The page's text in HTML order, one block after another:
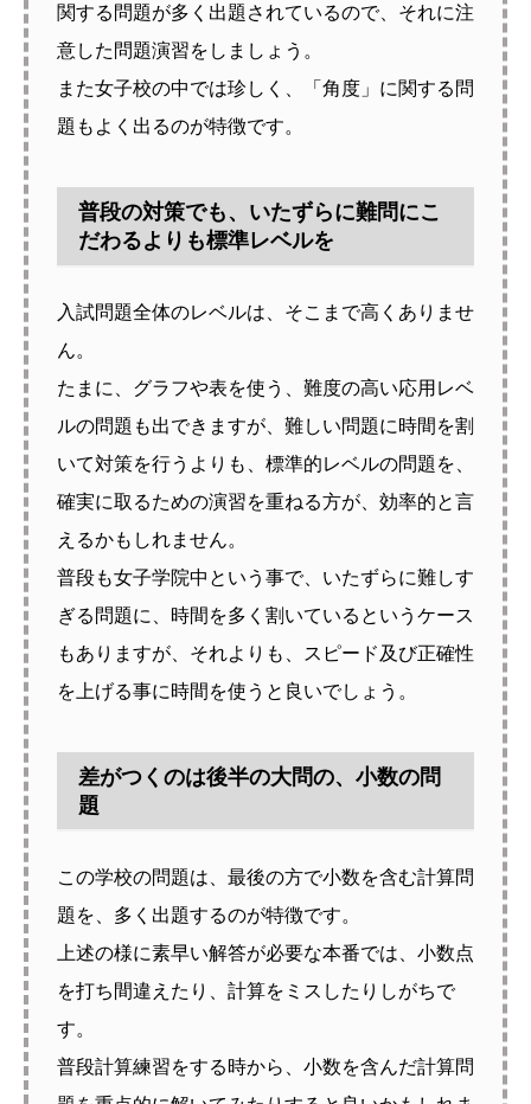
関する問題が多く出題されているので、それに注
意した問題演習をしましょう。
また女子校の中では珍しく、「角度」に関する問
題もよく出るのが特徴です。
普段の対策でも、いたずらに難問にこ
だわるよりも標準レベルを
入試問題全体のレベルは、そこまで高くありませ
ん。
たまに、グラフや表を使う、難度の高い応用レベ
ルの問題も出できますが、難しい問題に時間を割
いて対策を行うよりも、標準的レベルの問題を、
確実に取るための演習を重ねる方が、効率的と言
えるかもしれません。
普段も女子学院中という事で、いたずらに難しす
ぎる問題に、時間を多く割いているというケース
もありますが、それよりも、スピード及び正確性
を上げる事に時間を使うと良いでしょう。
差がつくのは後半の大問の、小数の問
題
この学校の問題は、最後の方で小数を含む計算問
題を、多く出題するのが特徴です。
上述の様に素早い解答が必要な本番では、小数点
を打ち間違えたり、計算をミスしたりしがちで
す。
普段計算練習をする時から、小数を含んだ計算問